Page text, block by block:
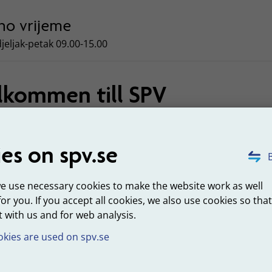
on spv.se
use necessary cookies to make the website work as well
you. If you accept all cookies, we also use cookies so that
with us and for web analysis.
are used on spv.se
vrijeme
petak 09.00-15.00
till SPV
tjänstepensionen för över 800 000 anställda och
arbetsgivare.
ingår också att räkna ut pensionspremier samt att
prognoser och statistik till regeringen. Vårt mål är att
valet som administratör av den statliga
i Sundsvall och har cirka 270 medarbetare. Vi arbetar